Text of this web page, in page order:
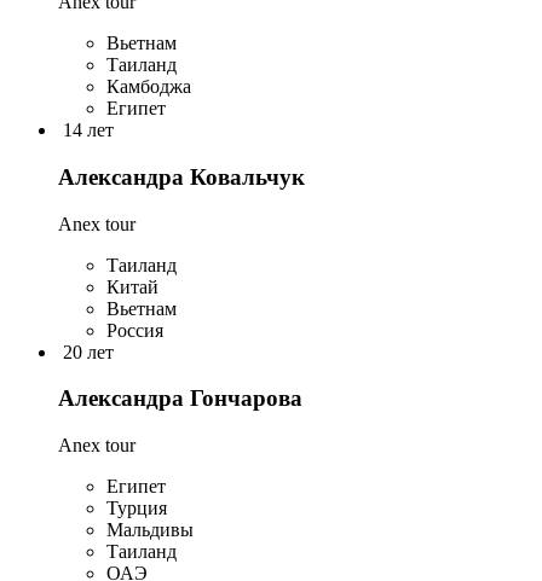
Вьетнам
Таиланд
Камбоджа
Египет
14 лет
Александра Ковальчук
Anex tour
Таиланд
Китай
Вьетнам
Россия
20 лет
Александра Гончарова
Anex tour
Египет
Турция
Мальдивы
Таиланд
ОАЭ